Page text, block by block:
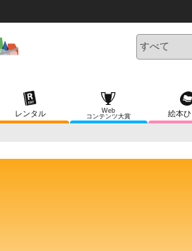
レンタル
Web
コンテンツ大賞
絵本